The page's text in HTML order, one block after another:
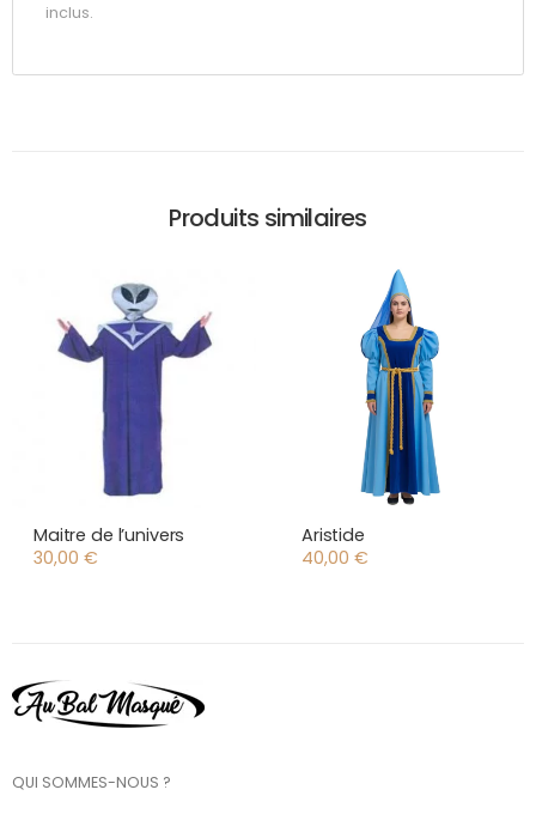
inclus.
Produits similaires
Maitre de l’univers
30,00 €
Aristide
40,00 €
QUI SOMMES-NOUS ?